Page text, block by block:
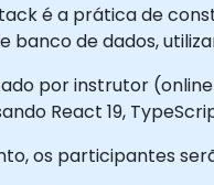
é a prática de
banco de dados,
por instrutor
React 19,
os participantes